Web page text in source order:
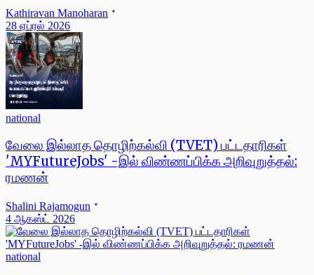
Kathiravan Manoharan
28 ஏப்ரல் 2026
national
வேலை இல்லாத தொழிற்கல்வி (TVET) பட்டதாரிகள்
'MYFutureJobs' -இல் விண்ணப்பிக்க அறிவுறுத்தல்:
ரமணன்
Shalini Rajamogun
4 ஆகஸ்ட் 2026
national